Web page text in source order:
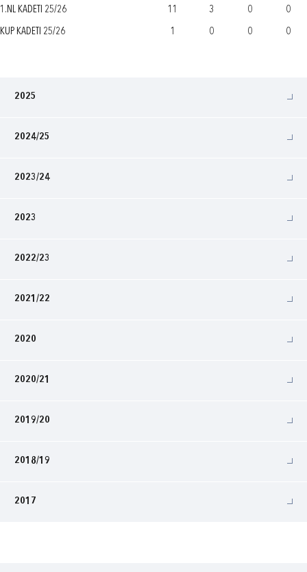
1.NL KADETI 25/26 11 3 0 0
KUP KADETI 25/26 1 0 0 0
2025
2024/25
2023/24
2023
2022/23
2021/22
2020
2020/21
2019/20
2018/19
2017